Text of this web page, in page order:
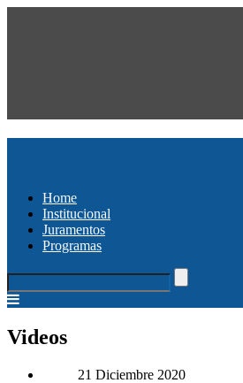
Home
Institucional
Juramentos
Programas
Videos
21 Diciembre 2020